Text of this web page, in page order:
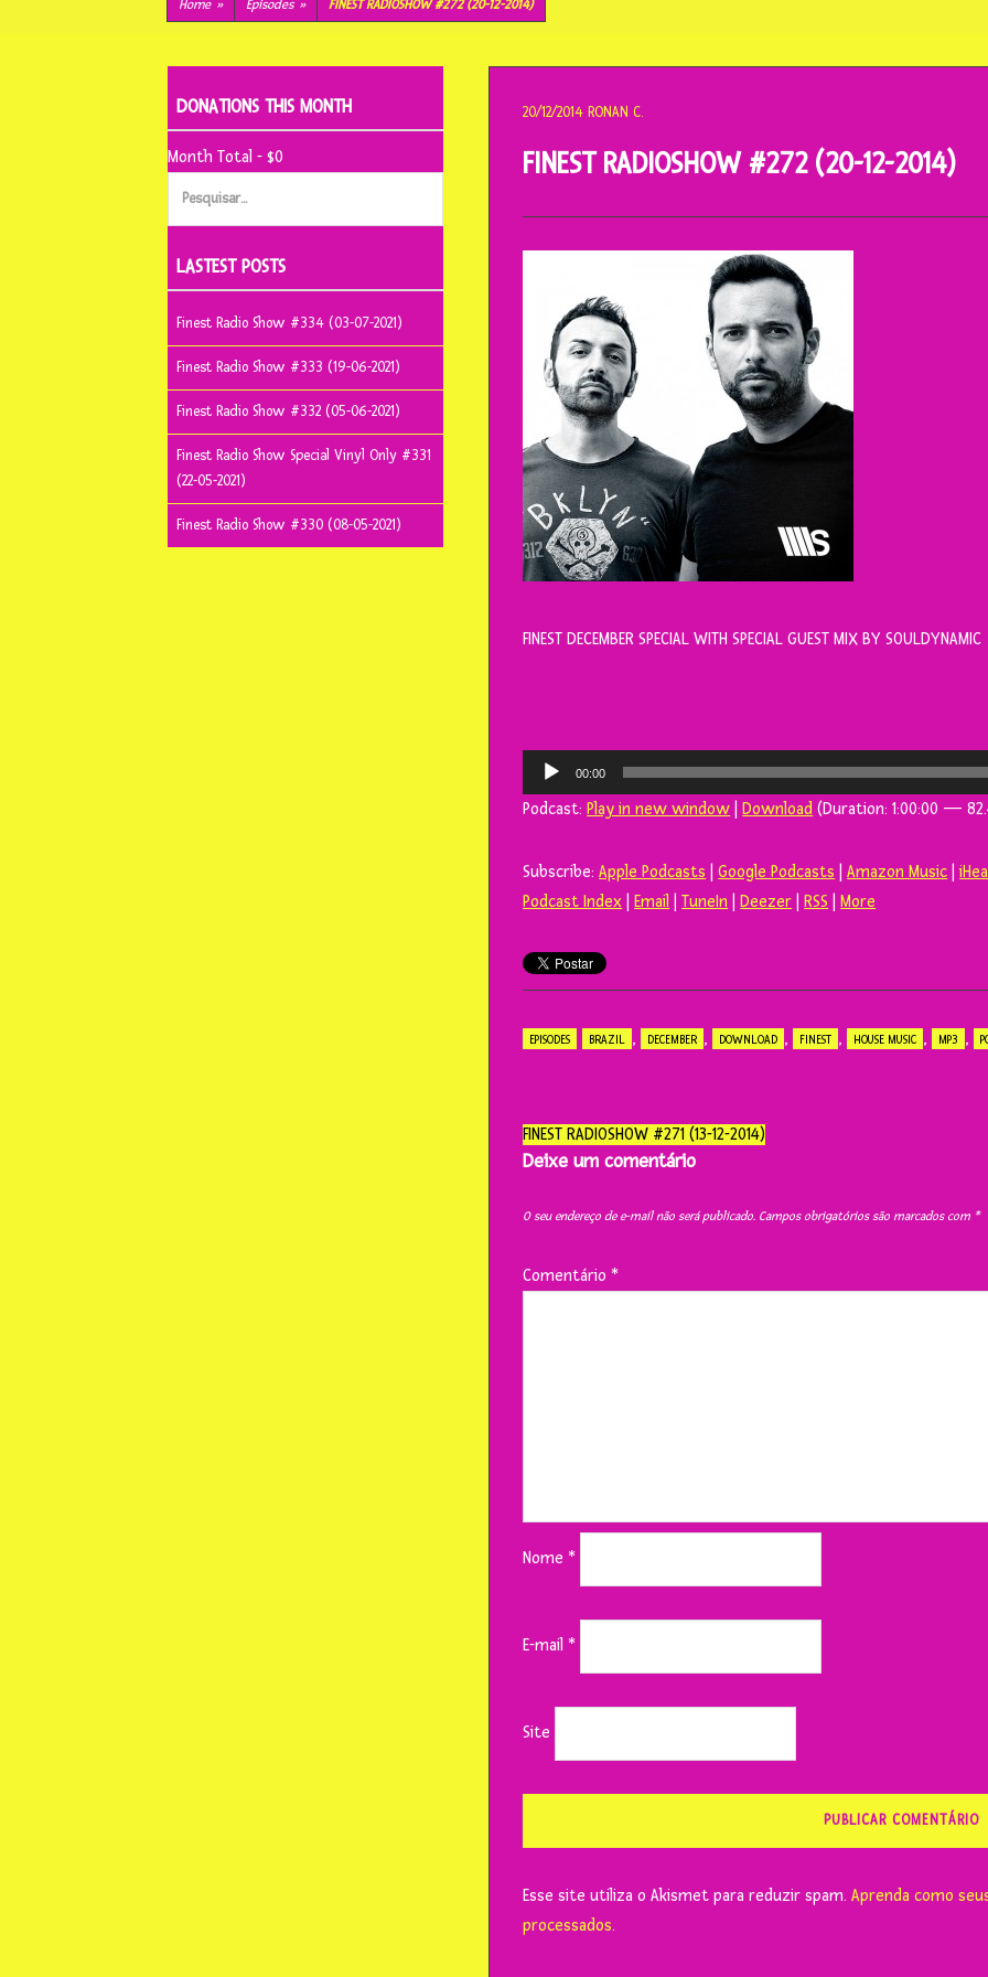
conteúdo
Home » Episodes » FINEST RADIOSHOW #272 (20-12-2014)
20/12/2014 RONAN C.
FINEST RADIOSHOW #272 (20-12-2014)
FINEST DECEMBER SPECIAL WITH SPECIAL GUEST MIX BY SOULDYNAMIC
Tocador
de
00:00
Podcast:Play in new window |Download (Duration: 1:00:00 —
Subscribe:Apple Podcasts |Google Podcasts |Amazon Music |
Podcast Index |Email |TuneIn |Deezer |RSS |More
EPISODES BRAZIL , DECEMBER , DOWNLOAD , FINEST , HOUSE MUSIC , MP3 ,
Navegação
do
FINEST RADIOSHOW #271 (13-12-2014)
Deixe um comentário
O seu endereço de e-mail não será publicado. Campos obrigatórios são marcados com *
Comentário *
Nome *
E-mail *
Site
Esse site utiliza o Akismet para reduzir spam.Aprenda como
processados.
DONATIONS THIS MONTH
Month Total - $0
Pesquisar
LASTEST POSTS
Finest Radio Show #334 (03-07-2021)
Finest Radio Show #333 (19-06-2021)
Finest Radio Show #332 (05-06-2021)
Finest Radio Show Special Vinyl Only #331
(22-05-2021)
Finest Radio Show #330 (08-05-2021)